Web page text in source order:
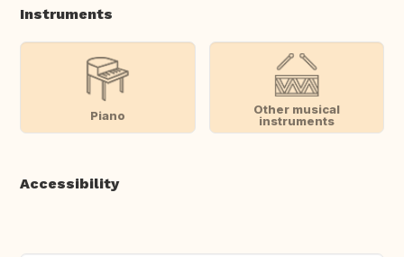
Instruments
Piano
Other musical
instruments
Accessibility